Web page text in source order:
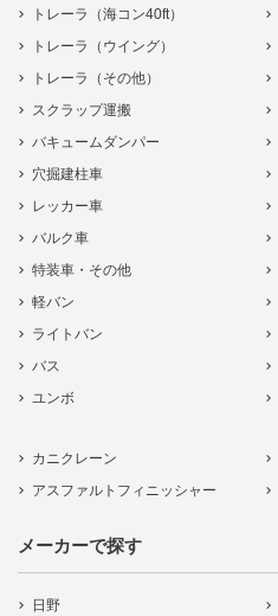
トレーラ（海コン40ft）
トレーラ（ウイング）
トレーラ（その他）
スクラップ運搬
バキュームダンパー
穴掘建柱車
レッカー車
バルク車
特装車・その他
軽バン
ライトバン
バス
ユンボ
カニクレーン
アスファルトフィニッシャー
メーカーで探す
日野